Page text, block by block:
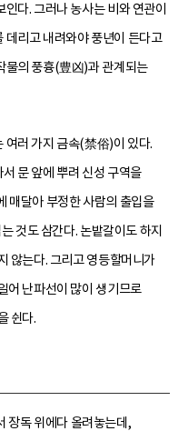
다. 그러나 농사는 비와 연관이
데리고 내려와야 풍년이 든다고
물의 풍흉(豊凶)과 관계되는
여러 가지 금속(禁俗)이 있다.
문 앞에 뿌려 신성 구역을
매달아 부정한 사람의 출입을
것도 삼간다. 논밭갈이도 하지
않는다. 그리고 영등할머니가
어 난파선이 많이 생기므로
쉰다.
장독 위에다 올려놓는데,